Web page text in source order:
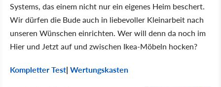
Systems, das einem nicht nur ein eigenes Heim beschert.
Wir dürfen die Bude auch in liebevoller Kleinarbeit nach
unseren Wünschen einrichten. Wer will denn da noch im
Hier und Jetzt auf und zwischen Ikea-Möbeln hocken?
Kompletter Test| Wertungskasten